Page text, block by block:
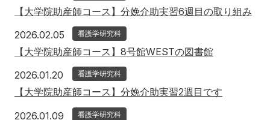
【大学院助産師コース】分娩介助実習6週目の取り組み
2026.02.05 2026年2月5日
看護学研究科
【大学院助産師コース】8号館WESTの図書館
2026.01.20 2026年1月20日
看護学研究科
【大学院助産師コース】分娩介助実習2週目です
2026.01.09 2026年1月9日
看護学研究科